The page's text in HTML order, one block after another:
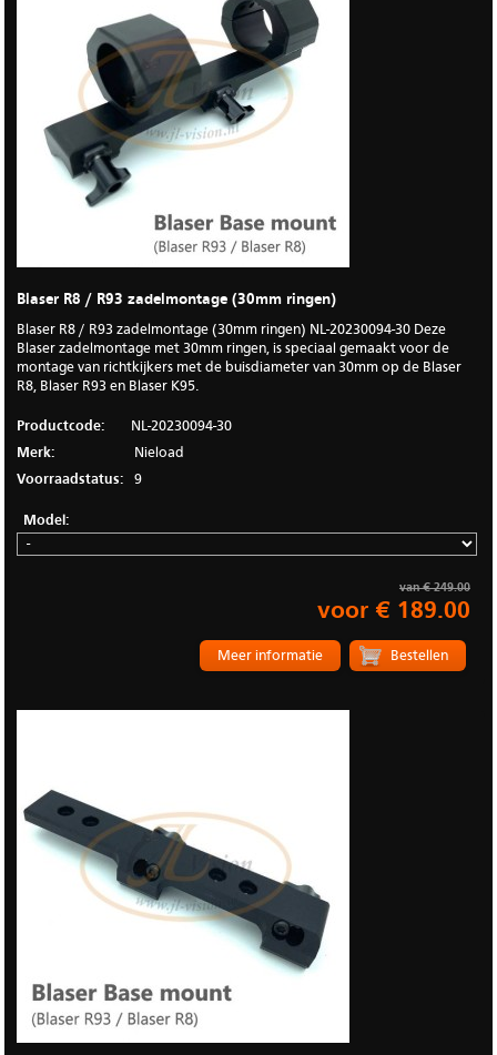
Blaser R8 / R93 zadelmontage (30mm ringen)
Blaser R8 / R93 zadelmontage (30mm ringen) NL-20230094-30 Deze
Blaser zadelmontage met 30mm ringen, is speciaal gemaakt voor de
montage van richtkijkers met de buisdiameter van 30mm op de Blaser
R8, Blaser R93 en Blaser K95.
Productcode:
NL-20230094-30
Merk:
Nieload
Voorraadstatus:
9
Model:
van € 249.00
voor € 189.00
Meer informatie